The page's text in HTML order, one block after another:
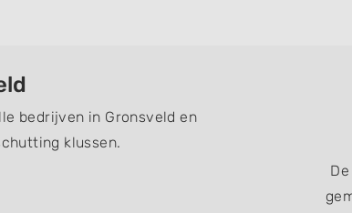
bedrijven in Gronsveld en
klussen.